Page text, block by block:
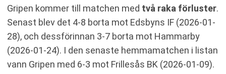
Gripen kommer till matchen med två raka förluster.
Senast blev det 4-8 borta mot Edsbyns IF (2026-01-
28), och dessförinnan 3-7 borta mot Hammarby
(2026-01-24). I den senaste hemmamatchen i listan
vann Gripen med 6-3 mot Frillesås BK (2026-01-09).